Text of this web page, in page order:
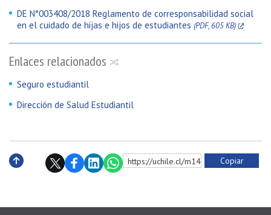
DE N°003408/2018 Reglamento de corresponsabilidad social
en el cuidado de hijas e hijos de estudiantes (PDF, 605 KB)
Enlaces relacionados
Seguro estudiantil
Dirección de Salud Estudiantil
https://uchile.cl/m142703 Copiar